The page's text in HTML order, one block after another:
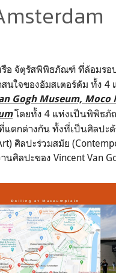
อ จัตุรัสพิพิธภัณฑ์ ที่ล้อมร
นใจของอัมสเตอร์ดัม ทั้ง 4
Gogh Museum, Moco
โดยทั้ง 4 แห่งเป็นพิพิธภั
แตกต่างกัน ทั้งที่เป็นศิลปะ
ศิลปะร่วมสมัย
นศิลปะของ Vincent Van